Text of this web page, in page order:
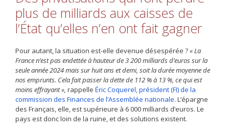
plus de milliards aux caisses de
l’État qu’elles n’en ont fait gagner
Pour autant, la situation est-elle devenue désespérée ?« La
France n’est pas endettée à hauteur de 3 200 milliards d’euros sur la
seule année 2024 mais sur huit ans et demi, soit la durée moyenne de
nos emprunts. Cela fait passer la dette de 112 % à 13 %, ce qui est
moins effrayant », rappelle Éric Coquerel, président (FI) de la
commission des Finances de l’Assemblée nationale. L’épargne
des Français, elle, est supérieure à 6 000 milliards d’euros. Le
pays est donc loin de la ruine, et des solutions existent.